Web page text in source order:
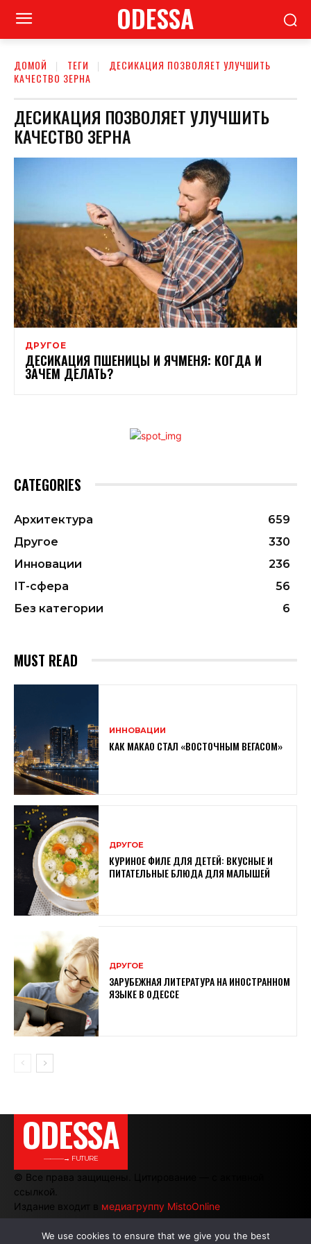
ODESSA
ДОМОЙ ТЕГИ
ДЕСИКАЦИЯ ПОЗВОЛЯЕТ УЛУЧШИТЬ
КАЧЕСТВО ЗЕРНА
ДЕСИКАЦИЯ ПОЗВОЛЯЕТ УЛУЧШИТЬ
КАЧЕСТВО ЗЕРНА
ДРУГОЕ
ДЕСИКАЦИЯ ПШЕНИЦЫ И ЯЧМЕНЯ: КОГДА И
ЗАЧЕМ ДЕЛАТЬ?
CATEGORIES
Архитектура
659
Другое
330
Инновации
236
ІТ-сфера
56
Без категории
6
MUST READ
ИННОВАЦИИ
КАК МАКАО СТАЛ «ВОСТОЧНЫМ ВЕГАСОМ»
ДРУГОЕ
КУРИНОЕ ФИЛЕ ДЛЯ ДЕТЕЙ: ВКУСНЫЕ И
ПИТАТЕЛЬНЫЕ БЛЮДА ДЛЯ МАЛЫШЕЙ
ДРУГОЕ
ЗАРУБЕЖНАЯ ЛИТЕРАТУРА НА ИНОСТРАННОМ
ЯЗЫКЕ В ОДЕССЕ
ODESSA
———→ FUTURE
© Все права защищены. Цитирование — с активной
ссылкой.
Издание входит в медиагруппу MistoOnline
We use cookies to ensure that we give you the best